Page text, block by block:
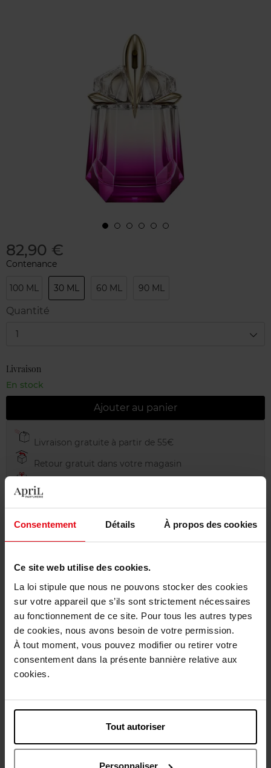
Consentement Détails À propos des cookies
Ce site web utilise des cookies.
La loi stipule que nous ne pouvons stocker des cookies
sur votre appareil que s’ils sont strictement nécessaires
au fonctionnement de ce site. Pour tous les autres types
de cookies, nous avons besoin de votre permission.
À tout moment, vous pouvez modifier ou retirer votre
consentement dans la présente bannière relative aux
cookies.
Tout autoriser
Personnaliser
82,90 €
Contenance
100 ML 30 ML 60 ML 90 ML
Quantité
1
Livraison
En stock
Ajouter au panier
Livraison gratuite à partir de 55€
Retour gratuit dans votre magasin
Emballage cadeau offert
Conseil d'utilisation
Caractéristiques
Avis client